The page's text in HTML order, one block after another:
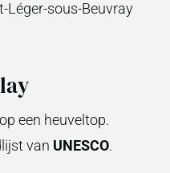
Léger-sous-Beuvray
een heuveltop.
van UNESCO.